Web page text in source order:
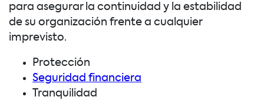
para asegurar la continuidad y la estabilidad
de su organización frente a cualquier
imprevisto.
Protección
Seguridad financiera
Tranquilidad